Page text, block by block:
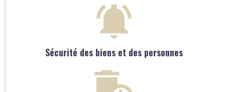
Sécurité des biens et des personnes